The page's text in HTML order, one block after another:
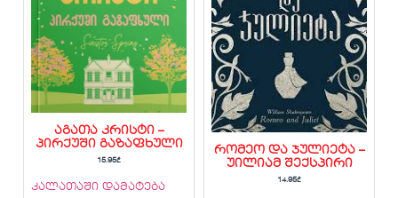
აგათა კრისტი –
პირქუში გაზაფხული
15.95₾
კალათაში დამატება
რომეო და ჯულიეტა –
უილიამ შექსპირი
14.95₾